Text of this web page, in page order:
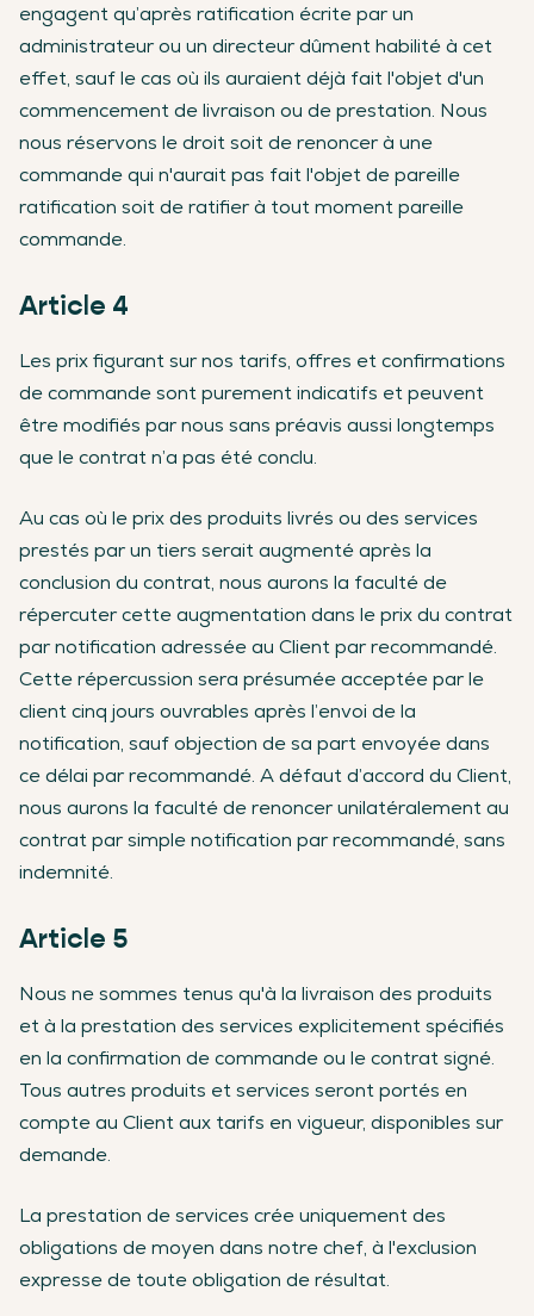
engagent qu’après ratification écrite par un
administrateur ou un directeur dûment habilité à cet
effet, sauf le cas où ils auraient déjà fait l'objet d'un
commencement de livraison ou de prestation. Nous
nous réservons le droit soit de renoncer à une
commande qui n'aurait pas fait l'objet de pareille
ratification soit de ratifier à tout moment pareille
commande.
Article 4
Les prix figurant sur nos tarifs, offres et confirmations
de commande sont purement indicatifs et peuvent
être modifiés par nous sans préavis aussi longtemps
que le contrat n’a pas été conclu.
Au cas où le prix des produits livrés ou des services
prestés par un tiers serait augmenté après la
conclusion du contrat, nous aurons la faculté de
répercuter cette augmentation dans le prix du contrat
par notification adressée au Client par recommandé.
Cette répercussion sera présumée acceptée par le
client cinq jours ouvrables après l’envoi de la
notification, sauf objection de sa part envoyée dans
ce délai par recommandé. A défaut d’accord du Client,
nous aurons la faculté de renoncer unilatéralement au
contrat par simple notification par recommandé, sans
indemnité.
Article 5
Nous ne sommes tenus qu'à la livraison des produits
et à la prestation des services explicitement spécifiés
en la confirmation de commande ou le contrat signé.
Tous autres produits et services seront portés en
compte au Client aux tarifs en vigueur, disponibles sur
demande.
La prestation de services crée uniquement des
obligations de moyen dans notre chef, à l'exclusion
expresse de toute obligation de résultat.